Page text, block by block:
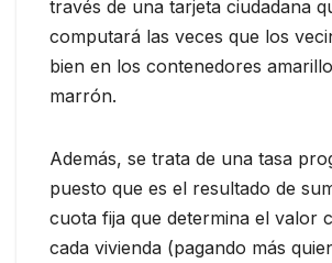
través de una tarjeta ciudadana
computará las veces que los
bien en los contenedores
marrón.
Además, se trata de una tasa
puesto que es el resultado de
cuota fija que determina el valor
cada vivienda (pagando más